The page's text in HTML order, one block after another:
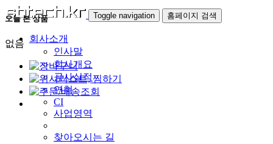
Toggle navigation 홈페이지 검색
회사소개
인사말
회사개요
공사실적
연혁
CI
사업영역
찾아오시는 길
오늘 본 상품
없음